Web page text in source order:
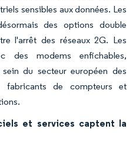
sensibles aux données. Les
des options double
l'arrêt des réseaux 2G. Les
des modems enfichables,
du secteur européen des
fabricants de compteurs et
et services captent la